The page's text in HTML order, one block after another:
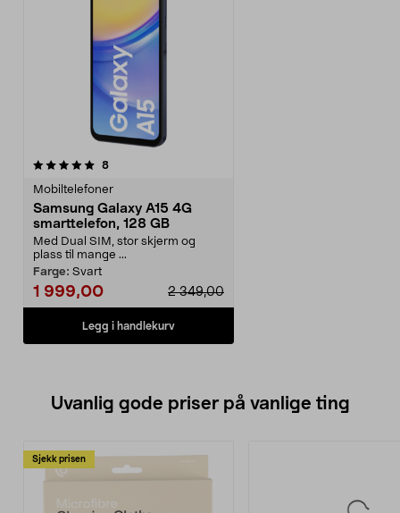
8anmeldelser
Mobiltelefoner
Samsung Galaxy A15 4G
smarttelefon, 128 GB
Med Dual SIM, stor skjerm og
plass til mange ...
Farge: Svart
2 349,00
1 999,00
Legg i handlekurv
Uvanlig gode priser på vanlige ting
Sjekk prisen